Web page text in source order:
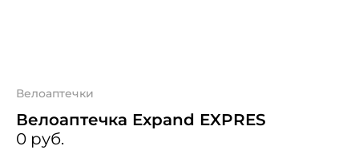
Велоаптечки
Велоаптечка Expand EXPRES
0 руб.